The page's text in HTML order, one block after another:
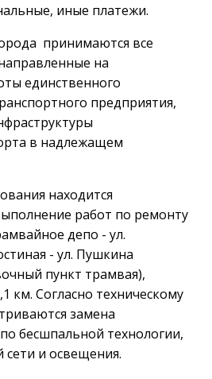
иные платежи.
принимаются все
на
единственного
предприятия,
в надлежащем
находится
работ по ремонту
депо - ул.
- ул. Пушкина
пункт трамвая),
км. Согласно техническому
замена
бесшпальной технологии,
сети и освещения.